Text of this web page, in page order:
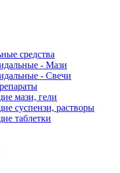
средства
- Мази
- Свечи
мази, гели
суспензи, растворы
таблетки